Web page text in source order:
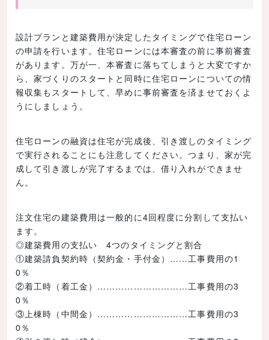
設計プランと建築費用が決定したタイミングで住宅ローン
の申請を行います。住宅ローンには本審査の前に事前審査
があります。万が一、本審査に落ちてしまうと大変ですか
ら、家づくりのスタートと同時に住宅ローンについての情
報収集もスタートして、早めに事前審査を済ませておくよ
うにしましょう。
住宅ローンの融資は住宅が完成後、引き渡しのタイミング
で実行されることにも注意してください。つまり、家が完
成して引き渡しが完了するまでは、借り入れができませ
ん。
注文住宅の建築費用は一般的に4回程度に分割して支払い
ます。
◎建築費用の支払い 4つのタイミングと割合
①建築請負契約時（契約金・手付金）……工事費用の1
0％
②着工時（着工金）…………………………工事費用の3
0％
③上棟時（中間金）…………………………工事費用の3
0％